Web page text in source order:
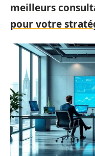
meilleurs
pour votre